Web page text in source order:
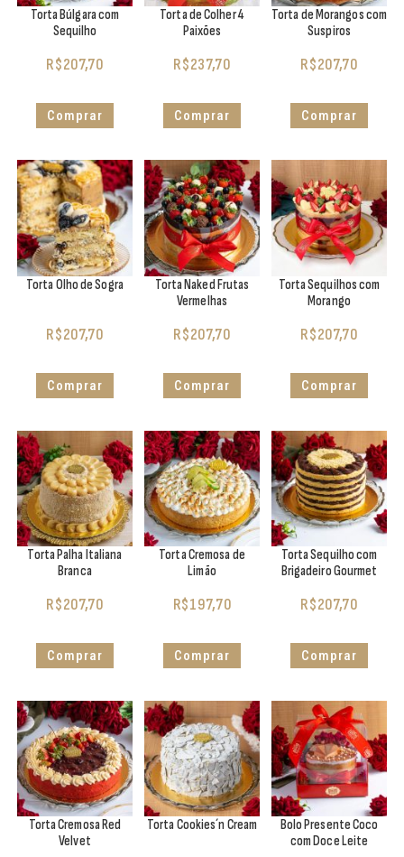
Torta Búlgara com
Sequilho
R$207,70
Comprar
Torta de Colher 4
Paixões
R$237,70
Comprar
Torta de Morangos com
Suspiros
R$207,70
Comprar
Torta Olho de Sogra
R$207,70
Comprar
Torta Naked Frutas
Vermelhas
R$207,70
Comprar
Torta Sequilhos com
Morango
R$207,70
Comprar
Torta Palha Italiana
Branca
R$207,70
Comprar
Torta Cremosa de
Limão
R$197,70
Comprar
Torta Sequilho com
Brigadeiro Gourmet
R$207,70
Comprar
Torta Cremosa Red
Velvet
Torta Cookies´n Cream
Bolo Presente Coco
com Doce Leite